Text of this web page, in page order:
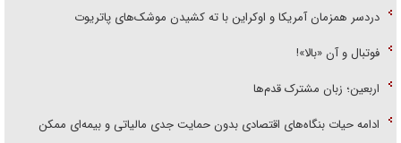
دردسر همزمان آمریکا و اوکراین با ته کشیدن موشک‌های پاتریوت
فوتبال و آن «بالا»!
اربعین؛ زبان مشترک قدم‌ها
ادامه حیات بنگاه‌های اقتصادی بدون حمایت جدی مالیاتی و بیمه‌ای ممکن